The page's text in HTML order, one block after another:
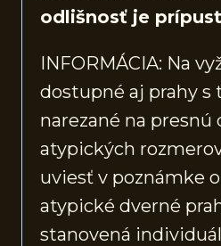
odlišnosť je
INFORMÁCIA: Na
dostupné aj prahy s
narezané na presnú
atypických
uviesť v poznámke
atypické dverné
stanovená